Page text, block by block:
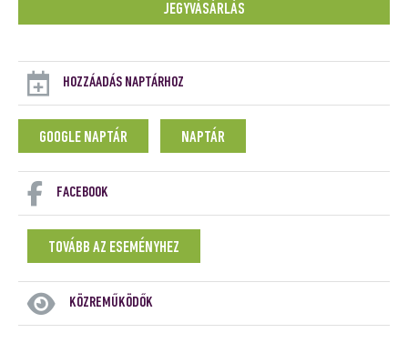
JEGYVÁSÁRLÁS
HOZZÁADÁS NAPTÁRHOZ
GOOGLE NAPTÁR NAPTÁR
FACEBOOK
TOVÁBB AZ ESEMÉNYHEZ
KÖZREMŰKÖDŐK